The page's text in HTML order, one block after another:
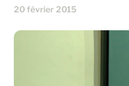
20 février 2015